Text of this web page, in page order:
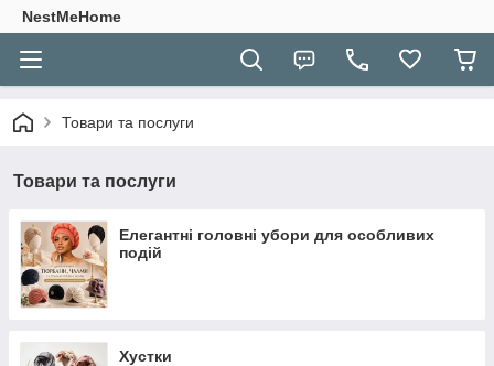
NestMeHome
Товари та послуги
Товари та послуги
Елегантні головні убори для особливих
подій
Хустки